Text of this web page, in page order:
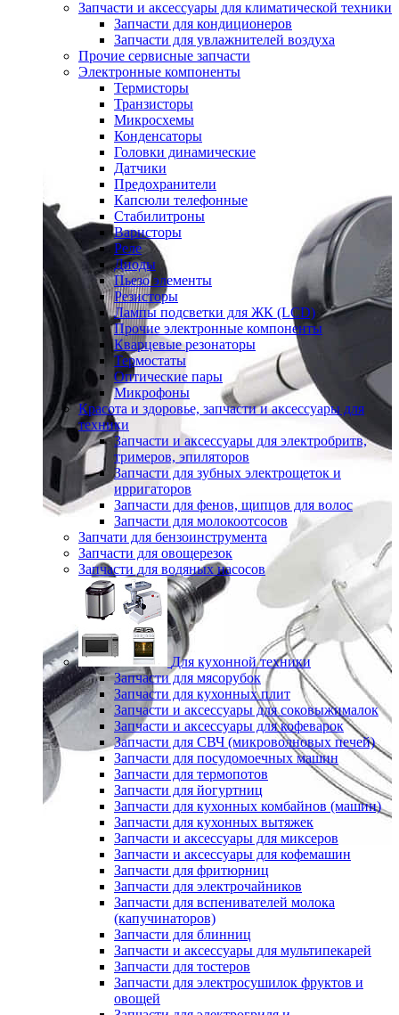
Запчасти и аксессуары для климатической техники
Запчасти для кондиционеров
Запчасти для увлажнителей воздуха
Прочие сервисные запчасти
Электронные компоненты
Термисторы
Транзисторы
Микросхемы
Конденсаторы
Головки динамические
Датчики
Предохранители
Капсюли телефонные
Стабилитроны
Варисторы
Реле
Диоды
Пьезо элементы
Резисторы
Лампы подсветки для ЖК (LCD)
Прочие электронные компоненты
Кварцевые резонаторы
Термостаты
Оптические пары
Микрофоны
Красота и здоровье, запчасти и аксессуары для
техники
Запчасти и аксессуары для электробритв,
тримеров, эпиляторов
Запчасти для зубных электрощеток и
ирригаторов
Запчасти для фенов, щипцов для волос
Запчасти для молокоотсосов
Запчати для бензоинструмента
Запчасти для овощерезок
Запчасти для водяных насосов
Для кухонной техники
Запчасти для мясорубок
Запчасти для кухонных плит
Запчасти и аксессуары для соковыжималок
Запчасти и аксессуары для кофеварок
Запчасти для СВЧ (микроволновых печей)
Запчасти для посудомоечных машин
Запчасти для термопотов
Запчасти для йогуртниц
Запчасти для кухонных комбайнов (машин)
Запчасти для кухонных вытяжек
Запчасти и аксессуары для миксеров
Запчасти и аксессуары для кофемашин
Запчасти для фритюрниц
Запчасти для электрочайников
Запчасти для вспенивателей молока
(капучинаторов)
Запчасти для блинниц
Запчасти и аксессуары для мультипекарей
Запчасти для тостеров
Запчасти для электросушилок фруктов и
овощей